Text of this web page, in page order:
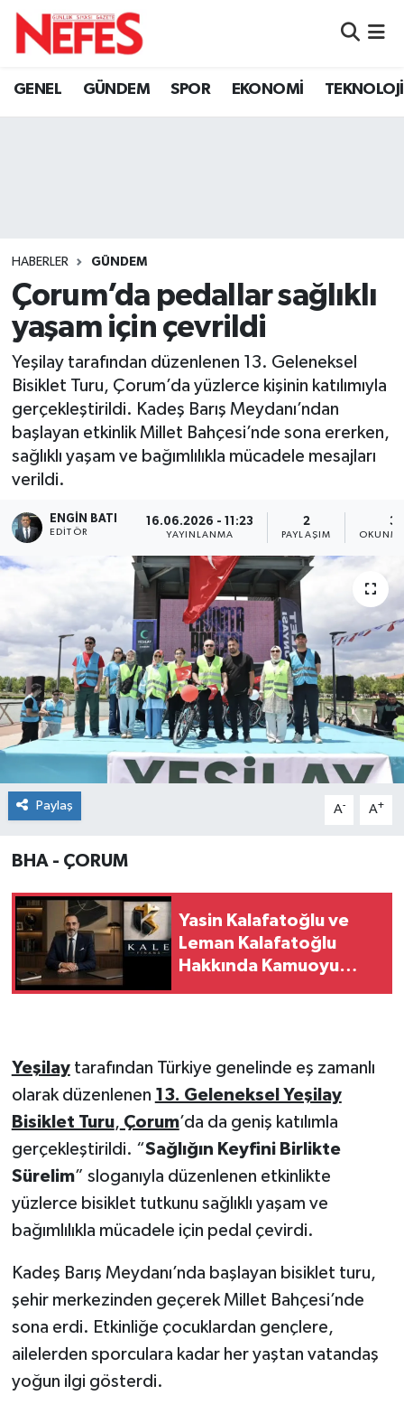
GENEL GÜNDEM SPOR EKONOMİ TEKNOLOJİ
HABERLER GÜNDEM
Çorum’da pedallar sağlıklı
yaşam için çevrildi
Yeşilay tarafından düzenlenen 13. Geleneksel
Bisiklet Turu, Çorum’da yüzlerce kişinin katılımıyla
gerçekleştirildi. Kadeş Barış Meydanı’ndan
başlayan etkinlik Millet Bahçesi’nde sona ererken,
sağlıklı yaşam ve bağımlılıkla mücadele mesajları
verildi.
ENGIN BATI
EDITÖR
16.06.2026 - 11:23
YAYINLANMA
2
PAYLAŞIM
3
Paylaş A- A+
BHA - ÇORUM
Yasin Kalafatoğlu ve
Leman Kalafatoğlu
Hakkında Kamuoyu
Yeşilaytarafından Türkiye genelinde eş zamanlı
olarak düzenlenen 13. Geleneksel Yeşilay
Bisiklet Turu, Çorum’da da geniş katılımla
gerçekleştirildi. “Sağlığın Keyfini Birlikte
Sürelim” sloganıyla düzenlenen etkinlikte
yüzlerce bisiklet tutkunu sağlıklı yaşam ve
bağımlılıkla mücadele için pedal çevirdi.
Kadeş Barış Meydanı’nda başlayan bisiklet turu,
şehir merkezinden geçerek Millet Bahçesi’nde
sona erdi. Etkinliğe çocuklardan gençlere,
ailelerden sporculara kadar her yaştan vatandaş
yoğun ilgi gösterdi.
Hava Durumu
Süper Lig Puan Durumu ve Fikstür
Tüm Manşetler
Son Dakika Haberleri
Haber Arşivi